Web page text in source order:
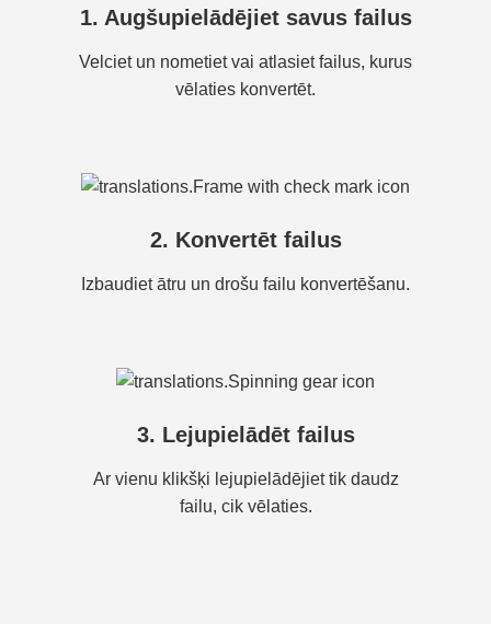
1. Augšupielādējiet savus failus
Velciet un nometiet vai atlasiet failus, kurus
vēlaties konvertēt.
2. Konvertēt failus
Izbaudiet ātru un drošu failu konvertēšanu.
3. Lejupielādēt failus
Ar vienu klikšķi lejupielādējiet tik daudz
failu, cik vēlaties.